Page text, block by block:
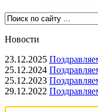
Новости
23.12.2025
25.12.2024
25.12.2023
29.12.2022